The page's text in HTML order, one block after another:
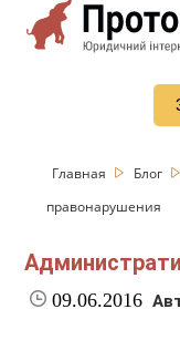
Главная Блог
правонарушения
09.06.2016